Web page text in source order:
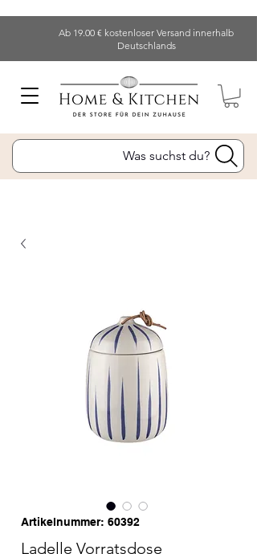
Ab 19.00 € kostenloser Versand innerhalb
Deutschlands
Was suchst du?
Artikelnummer: 60392
Ladelle Vorratsdose